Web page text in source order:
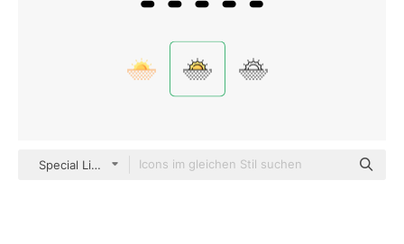
Special Lineal color